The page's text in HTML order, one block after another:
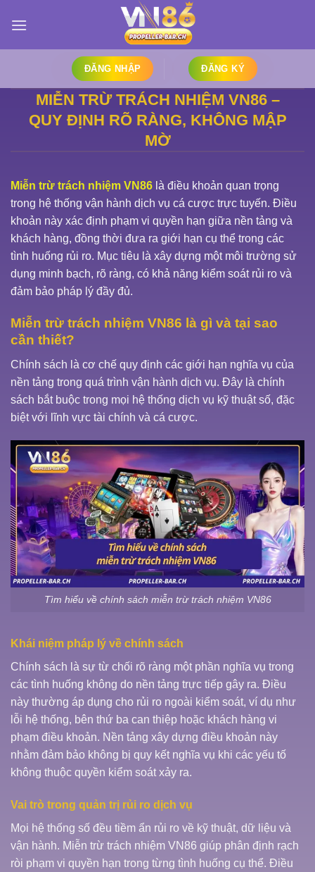
qua
ĐĂNG NHẬP ĐĂNG KÝ
MIỄN TRỪ TRÁCH NHIỆM VN86 –
QUY ĐỊNH RÕ RÀNG, KHÔNG MẬP
MỜ
Miễn trừ trách nhiệm VN86 là điều khoản quan trọng
trong hệ thống vận hành dịch vụ cá cược trực tuyến. Điều
khoản này xác định phạm vi quyền hạn giữa nền tảng và
khách hàng, đồng thời đưa ra giới hạn cụ thể trong các
tình huống rủi ro. Mục tiêu là xây dựng một môi trường sử
dụng minh bạch, rõ ràng, có khả năng kiểm soát rủi ro và
đảm bảo pháp lý đầy đủ.
Miễn trừ trách nhiệm VN86 là gì và tại sao
cần thiết?
Chính sách là cơ chế quy định các giới hạn nghĩa vụ của
nền tảng trong quá trình vận hành dịch vụ. Đây là chính
sách bắt buộc trong mọi hệ thống dịch vụ kỹ thuật số, đặc
biệt với lĩnh vực tài chính và cá cược.
Tìm hiểu về chính sách miễn trừ trách nhiệm VN86
Khái niệm pháp lý về chính sách
Chính sách là sự từ chối rõ ràng một phần nghĩa vụ trong
các tình huống không do nền tảng trực tiếp gây ra. Điều
này thường áp dụng cho rủi ro ngoài kiểm soát, ví dụ như
lỗi hệ thống, bên thứ ba can thiệp hoặc khách hàng vi
phạm điều khoản. Nền tảng xây dựng điều khoản này
nhằm đảm bảo không bị quy kết nghĩa vụ khi các yếu tố
không thuộc quyền kiểm soát xảy ra.
Vai trò trong quản trị rủi ro dịch vụ
Mọi hệ thống số đều tiềm ẩn rủi ro về kỹ thuật, dữ liệu và
vận hành. Miễn trừ trách nhiệm VN86 giúp phân định rạch
ròi phạm vi quyền hạn trong từng tình huống cụ thể. Điều